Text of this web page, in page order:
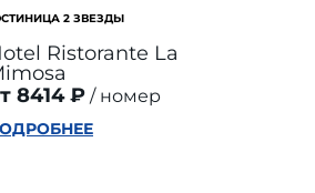
2 ЗВЕЗДЫ
Ristorante La
8414 ₽
номер